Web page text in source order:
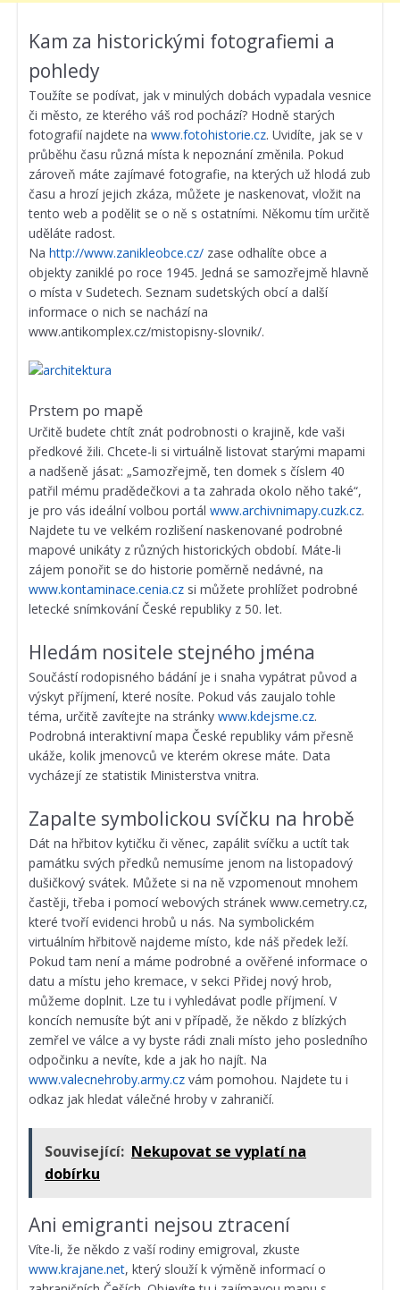
Kam za historickými fotografiemi a
pohledy
Toužíte se podívat, jak v minulých dobách vypadala vesnice
či město, ze kterého váš rod pochází? Hodně starých
fotografií najdete na www.fotohistorie.cz. Uvidíte, jak se v
průběhu času různá místa k nepoznání změnila. Pokud
zároveň máte zajímavé fotografie, na kterých už hlodá zub
času a hrozí jejich zkáza, můžete je naskenovat, vložit na
tento web a podělit se o ně s ostatními. Někomu tím určitě
uděláte radost.
Na http://www.zanikleobce.cz/ zase odhalíte obce a
objekty zaniklé po roce 1945. Jedná se samozřejmě hlavně
o místa v Sudetech. Seznam sudetských obcí a další
informace o nich se nachází na
www.antikomplex.cz/mistopisny-slovnik/.
Prstem po mapě
Určitě budete chtít znát podrobnosti o krajině, kde vaši
předkové žili. Chcete-li si virtuálně listovat starými mapami
a nadšeně jásat: „Samozřejmě, ten domek s číslem 40
patřil mému pradědečkovi a ta zahrada okolo něho také“,
je pro vás ideální volbou portál www.archivnimapy.cuzk.cz.
Najdete tu ve velkém rozlišení naskenované podrobné
mapové unikáty z různých historických období. Máte-li
zájem ponořit se do historie poměrně nedávné, na
www.kontaminace.cenia.cz si můžete prohlížet podrobné
letecké snímkování České republiky z 50. let.
Hledám nositele stejného jména
Součástí rodopisného bádání je i snaha vypátrat původ a
výskyt příjmení, které nosíte. Pokud vás zaujalo tohle
téma, určitě zavítejte na stránky www.kdejsme.cz.
Podrobná interaktivní mapa České republiky vám přesně
ukáže, kolik jmenovců ve kterém okrese máte. Data
vycházejí ze statistik Ministerstva vnitra.
Zapalte symbolickou svíčku na hrobě
Dát na hřbitov kytičku či věnec, zapálit svíčku a uctít tak
památku svých předků nemusíme jenom na listopadový
dušičkový svátek. Můžete si na ně vzpomenout mnohem
častěji, třeba i pomocí webových stránek www.cemetry.cz,
které tvoří evidenci hrobů u nás. Na symbolickém
virtuálním hřbitově najdeme místo, kde náš předek leží.
Pokud tam není a máme podrobné a ověřené informace o
datu a místu jeho kremace, v sekci Přidej nový hrob,
můžeme doplnit. Lze tu i vyhledávat podle příjmení. V
koncích nemusíte být ani v případě, že někdo z blízkých
zemřel ve válce a vy byste rádi znali místo jeho posledního
odpočinku a nevíte, kde a jak ho najít. Na
www.valecnehroby.army.cz vám pomohou. Najdete tu i
odkaz jak hledat válečné hroby v zahraničí.
Související: Nekupovat se vyplatí na
dobírku
Ani emigranti nejsou ztracení
Víte-li, že někdo z vaší rodiny emigroval, zkuste
www.krajane.net, který slouží k výměně informací o